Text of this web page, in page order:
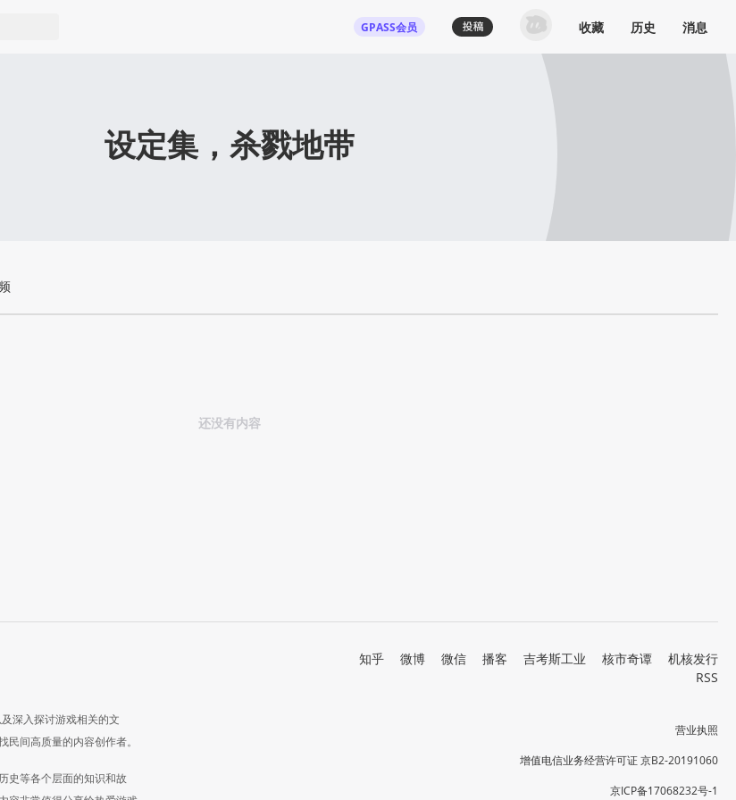
GPASS会员 收藏 历史 消息
设定集，杀戮地带
还没有内容
深入探讨游戏相关的文
间高质量的内容创作者。
史等各个层面的知识和故
知乎 微博 微信 播客 吉考斯工业 核市奇谭
机核发行
RSS
营业执照
增值电信业务经营许可证 京B2-20191060
京ICP备17068232号-1